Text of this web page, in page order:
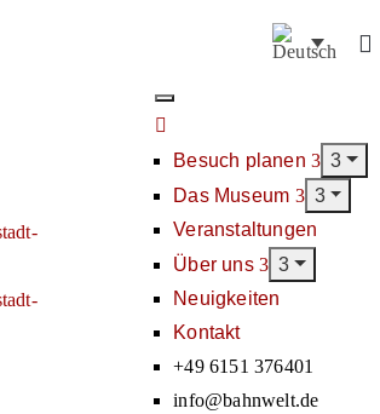
Besuch planen
Das Museum
Veranstaltungen
Über uns
Neuigkeiten
Kontakt
+49 6151 376401
info@bahnwelt.de